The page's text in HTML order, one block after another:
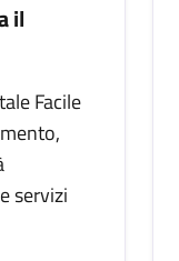
il
Facile
servizi